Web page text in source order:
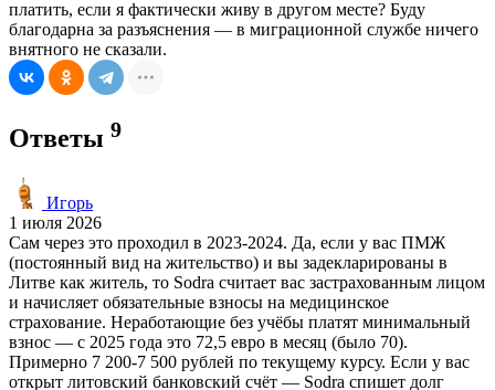
платить, если я фактически живу в другом месте? Буду
благодарна за разъяснения — в миграционной службе ничего
внятного не сказали.
Ответы 9
Игорь
1 июля 2026
Сам через это проходил в 2023-2024. Да, если у вас ПМЖ
(постоянный вид на жительство) и вы задекларированы в
Литве как житель, то Sodra считает вас застрахованным лицом
и начисляет обязательные взносы на медицинское
страхование. Неработающие без учёбы платят минимальный
взнос — с 2025 года это 72,5 евро в месяц (было 70).
Примерно 7 200-7 500 рублей по текущему курсу. Если у вас
открыт литовский банковский счёт — Sodra спишет долг